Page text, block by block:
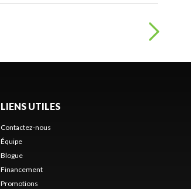
LIENS UTILES
Contactez-nous
Équipe
Blogue
Financement
Promotions